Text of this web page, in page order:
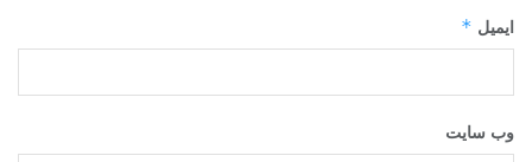
ایمیل *
وب‌ سایت